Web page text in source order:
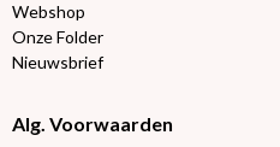
Webshop
Onze Folder
Nieuwsbrief
Alg. Voorwaarden